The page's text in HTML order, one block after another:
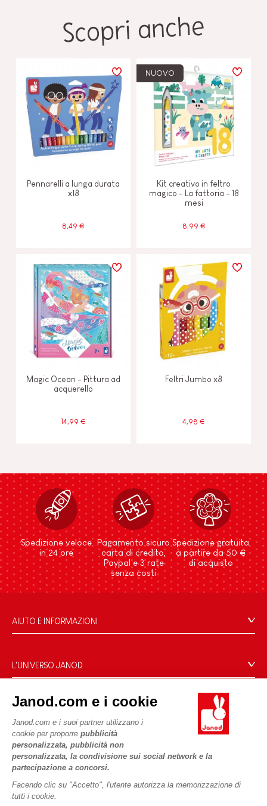
Janod.com e i cookie
Janod.com e i suoi partner utilizzano i
cookie per proporre pubblicità
personalizzata, pubblicità non
personalizzata, la condivisione sui social network e la
partecipazione a concorsi.
Facendo clic su "Accetto", l'utente autorizza la memorizzazione di
tutti i cookie.
Scopri anche
Pennarelli a lunga durata
x18
8,49 €
NUOVO
Kit creativo in feltro
magico - La fattoria - 18
mesi
8,99 €
Magic Ocean - Pittura ad
acquerello
14,99 €
Feltri Jumbo x8
4,98 €
Spedizione veloce
in 24 ore
Pagamento sicuro
carta di credito,
Paypal e 3 rate
senza costi
Spedizione gratuita
a partire da 50 €
di acquisto
AIUTO E INFORMAZIONI
Domande Frequenti
Contatti
Negozi
Termini delle offerte
Dati personali
Cookies
Termini delle offerte
L'UNIVERSO JANOD
Le nostre attività
Impegni di RSI
Cos'è FSC®?
I NOSTRI SERVIZI
Pagamento
Acquista ora, paga dopo
Spedizione
Video
Regole di gioco e istruzioni
PROFESSIONALE
Contatti stampa
SEGUICI